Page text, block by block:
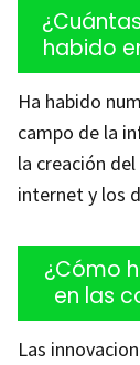
habido
Ha habido
campo de la
la creación
internet y los
¿Cómo
en las
Las